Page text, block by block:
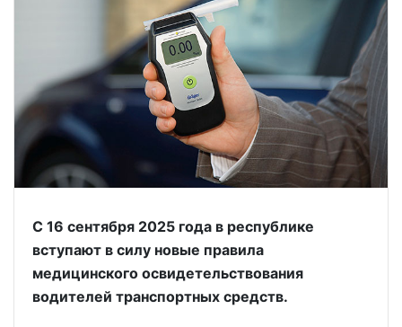
С 16 сентября 2025 года в республике
вступают в силу новые правила
медицинского освидетельствования
водителей транспортных средств.